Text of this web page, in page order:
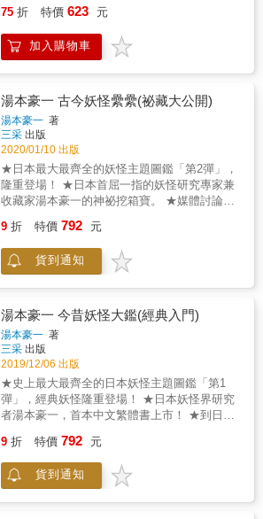
最終審定考察，讓讀者能安心「全集中閱
行長） &
國時代的鎧甲又輕又堅實 ．其他裝備 為了凸顯
支援戰國武將的諸多忍者】 ．忍者守則 忍者必
須有一顆不屈服於欲望的心 ．忍者的身體能力
忍者練就了一身世界紀錄等級的絕佳跳躍力 ．
的一種詭計 ．遁逃術 要逃離敵人時，會使出火
遁或潛入水中
擊。即使當時距離二戰結束近六十年，但仍有
人信奉修身教科書《好孩子》裡的一句話
──「日本好國、強大之國、世界唯一的神之
本人是「擁有驕傲」的。 對某些戰後出生的日
本人來說，日本的「戰前」、「戰中」時代是
日本人失去的理想鄉。在此烏托邦裡，所有的
國民對天皇抱持敬畏之心，尊重「日之丸、君
之代」。然而，戰時的日本人究竟抱持什麼樣
的意識形態？過著什麼樣的生活？因為有了這
些疑問，本書作者開始以「大東亞戰爭」中的
婦人雜誌為中心，收集並觀察一九三○年代到日
本戰敗為止，在戰線後方用來提升戰意的政治
所有的內容都帶有提升戰鬥意志的政治宣傳，
尤其在日本本土，銃後（戰線後方）的日常生
活被定位為「思想戰」的主戰場，從暑假作業
早安到晚安，「神國日本」的意識形態宣傳和
政治統制，無孔不入地滲透到了所有的細部。
當時有不少媒體人與編輯引導風向、迎合時
局，積極扮演起大日本帝國傳聲筒的角色。這
就是總力戰，由此可見神靈附體的政治宣傳與
全民動員所建構的怪異惡托邦。因此，本書作
者認為有必要仔細觀察這些戰時言論，並加以
二戰時雜誌、廣告單所製造的「無聊東西、就
算知道也沒用的東西，以及對人類命運來說毫
無意義之物」，藉此揭露大日本帝國的真實樣
75 折 特價 623 元
加入購物車
湯本豪一 古今妖怪纍纍(祕藏大公開)
湯本豪一 著
三采 出版
2020/01/10 出版
★日本最大最齊全的妖怪主題圖鑑「第2彈」，
隆重登場！ ★日本首屈一指的妖怪研究專家兼
收藏家湯本豪一的神祕挖箱寶。 ★媒體討論度
本「湯本豪一紀念日本妖怪博物館」前必看的
一本攻略書。 & 歡迎進入日本妖怪研究家湯本
豪一的魑魅魍魎收藏大觀園！ 本集將公開大家
最豐富的妖怪收藏！ 【內容簡介】 & 【歡迎再
次暢遊這座紙上妖怪博物館】 本書是將第一彈
《湯本豪一 今昔妖怪大鑑》書中來不及收錄的
妖怪文物在此完整介紹。從江戶的繪卷到昭和
的玩具，湯本豪一蒐集了豐富多樣的妖怪文
物。種類包括繪卷、掛軸、繪馬、納札、浮世
繪版畫、版本冊子、木雕、衣物、印籠、煙
管、陶磁器、人偶、紙牌、雙六、貼紙、雜誌
等。 本書章節分為以繪卷等親筆畫為主的「妖
刷的妖怪們」，以及介紹紙張以外豐富文物的
「化為各種器物的妖怪」。 為的就是俯瞰這些
反覆變化、燦爛耀眼的妖怪軌跡。 最值得一提
9 折 特價 792 元
貨到通知
湯本豪一 今昔妖怪大鑑(經典入門)
湯本豪一 著
三采 出版
2019/12/06 出版
★史上最大最齊全的日本妖怪主題圖鑑「第1
彈」，經典妖怪隆重登場！ ★日本妖怪界研究
者湯本豪一，首本中文繁體書上市！ ★到日本
本攻略書！ & 一本書講完日本妖怪的前世今
生， 歡迎進入日本妖怪研究家湯本豪一的魑魅
魍魎收藏大觀園！ & 【湯本豪一經典收藏‧精彩
9 折 特價 792 元
貨到通知